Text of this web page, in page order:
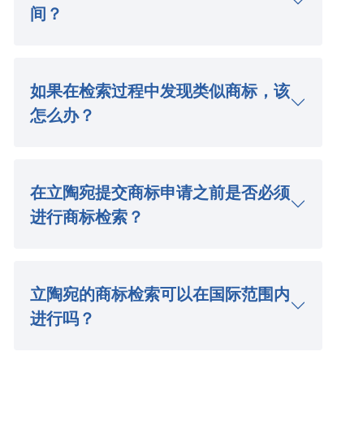
间？
如果在检索过程中发现类似商标，该
怎么办？
在立陶宛提交商标申请之前是否必须
进行商标检索？
立陶宛的商标检索可以在国际范围内
进行吗？